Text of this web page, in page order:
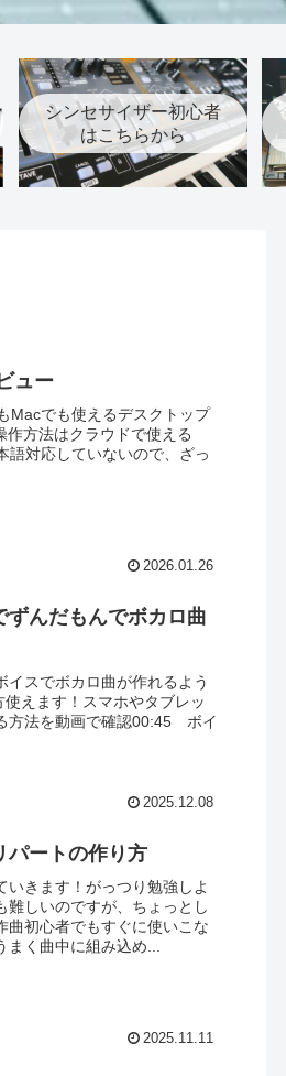
シンセサイザー初心者
はこちらから
ュー
Macでも使えるデスクトップ
作方法はクラウドで使える
語対応していないので、ざっ
2026.01.26
ずんだもんでボカロ曲
イスでボカロ曲が作れるよう
えます！スマホやタブレッ
方法を動画で確認00:45 ボイ
2025.12.08
パートの作り方
きます！がっつり勉強しよ
難しいのですが、ちょっとし
曲初心者でもすぐに使いこな
く曲中に組み込め...
2025.11.11